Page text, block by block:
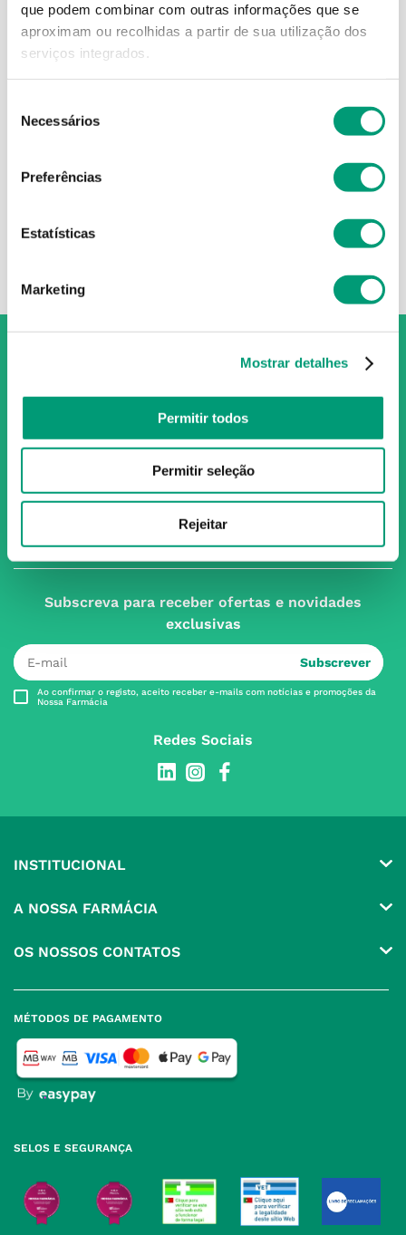
que podem combinar com outras informações que se
aproximam ou recolhidas a partir de sua utilização dos
serviços integrados.
Necessários
Preferências
Estatísticas
Marketing
Mostrar detalhes
Permitir todos
Permitir seleção
Rejeitar
NIVEA
6,77
ADICIONAR
O Grupo Nossa Farmácia é o maior grupo de farmácias em
Portugal, conta atualmente com cerca de mais de 350
farmácias que partilham os mesmos valores, ideais e
políticas de gestão. O nosso objetivo enquanto grupo é dar
através da nossafarmacia.pt.
Subscreva para receber ofertas e novidades
exclusivas
Subscrever
Ao confirmar o registo, aceito receber e-mails com notícias e promoções da
Nossa Farmácia
Redes Sociais
INSTITUCIONAL
Produtos Favoritos
A NOSSA FARMÁCIA
Política de Privacidade
Política de Cookies
Política de Devoluções
OS NOSSOS CONTATOS
Farmácias perto de si
MÉTODOS DE PAGAMENTO
SELOS E SEGURANÇA